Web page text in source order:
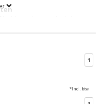
en stoer. Het hout is vaak
tegen allerlei
in de vorm van een
1
*Incl. btw